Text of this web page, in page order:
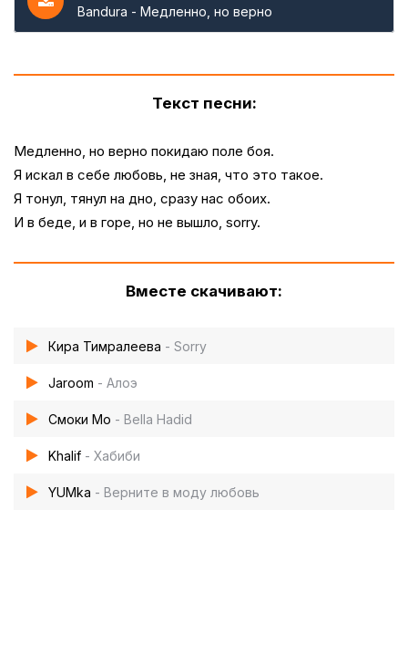
Bandura - Медленно, но верно
Текст песни:
Медленно, но верно покидаю поле боя.
Я искал в себе любовь, не зная, что это такое.
Я тонул, тянул на дно, сразу нас обоих.
И в беде, и в горе, но не вышло, sorry.
Вместе скачивают:
Кира Тимралеева - Sorry
Jaroom - Алоэ
Смоки Мо - Bella Hadid
Khalif - Хабиби
YUMka - Верните в моду любовь